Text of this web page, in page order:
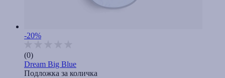
-20%
(0)
Dream Big Blue
Подложка за количка